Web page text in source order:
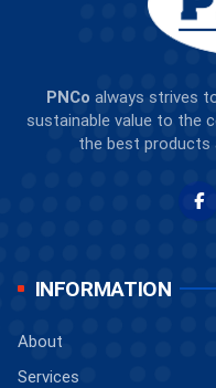
PNCo always strives
sustainable value to the
the best products
INFORMATION
About
Services